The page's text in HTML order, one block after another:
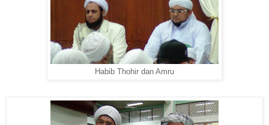
Habib Thohir dan Amru